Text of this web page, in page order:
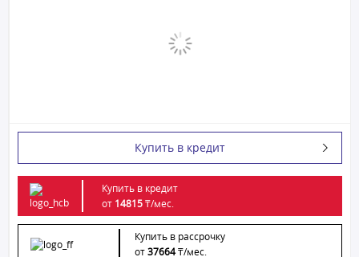
Купить в кредит
Купить в кредит
от 14815₸/мес.
Купить в рассрочку
от37664₸/мес.